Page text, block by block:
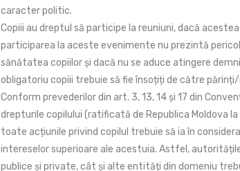
caracter politic.
Copiii au dreptul să participe la reuniuni, dacă
participarea la aceste evenimente nu prezintă
sănătatea copiilor și dacă nu se aduce atingere
obligatoriu copiii trebuie să fie însoțiți de către
Conform prevederilor din art. 3, 13, 14 și 17 din
drepturile copilului (ratificată de Republica Moldova
toate acțiunile privind copilul trebuie să ia în
intereselor superioare ale acestuia. Astfel,
publice și private, cât și alte entități din domeniu